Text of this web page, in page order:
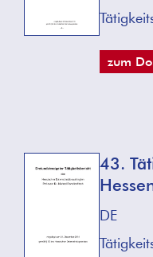
zum
43.
DE